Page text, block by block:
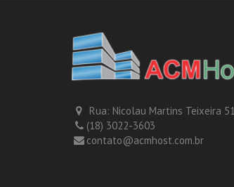
Rua: Nicolau Martins Teixeira 51
(18) 3022-3603
contato@acmhost.com.br